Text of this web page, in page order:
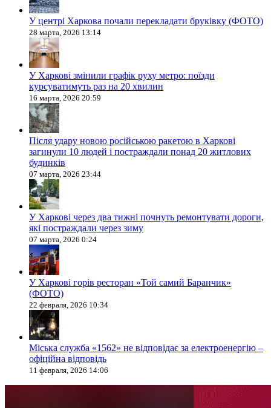
У центрі Харкова почали перекладати бруківку (ФОТО)
28 марта, 2026 13:14
У Харкові змінили графік руху метро: поїзди
курсуватимуть раз на 20 хвилин
16 марта, 2026 20:59
Після удару новою російською ракетою в Харкові
загинули 10 людей і постраждали понад 20 житлових
будинків
07 марта, 2026 23:44
У Харкові через два тижні почнуть ремонтувати дороги,
які постраждали через зиму
07 марта, 2026 0:24
У Харкові горів ресторан «Той самий Баранчик»
(ФОТО)
22 февраля, 2026 10:34
Міська служба «1562» не відповідає за електроенергію –
офіційна відповідь
11 февраля, 2026 14:06